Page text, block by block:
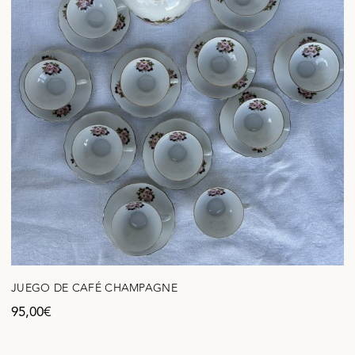
JUEGO DE CAFÉ CHAMPAGNE
95,00€